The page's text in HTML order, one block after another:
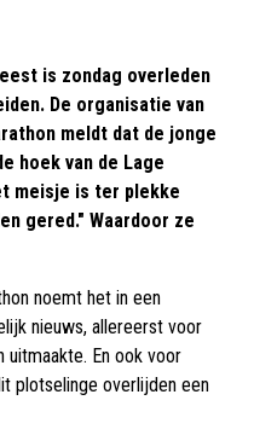
is zondag overleden
De organisatie van
meldt dat de jonge
hoek van de Lage
meisje is ter plekke
gered." Waardoor ze
noemt het in een
nieuws, allereerst voor
En ook voor
plotselinge overlijden een